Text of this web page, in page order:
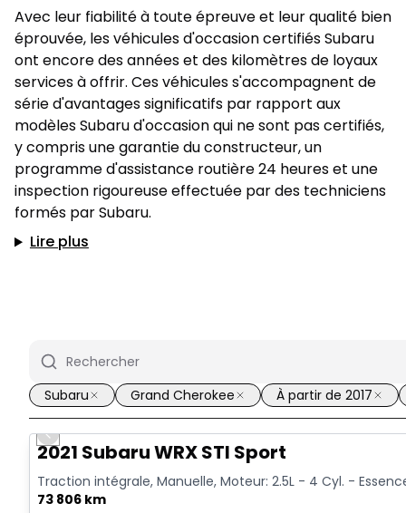
Avec leur fiabilité à toute épreuve et leur qualité bien
éprouvée, les véhicules d'occasion certifiés Subaru
ont encore des années et des kilomètres de loyaux
services à offrir. Ces véhicules s'accompagnent de
série d'avantages significatifs par rapport aux
modèles Subaru d'occasion qui ne sont pas certifiés,
y compris une garantie du constructeur, un
programme d'assistance routière 24 heures et une
inspection rigoureuse effectuée par des techniciens
formés par Subaru.
Lire plus
Subaru Grand Cherokee À partir de 2017
Vidéo disponible
Previous slide
2021 Subaru WRX STI Sport
Traction intégrale, Manuelle, Moteur: 2.5L - 4 Cyl. -
73 806 km